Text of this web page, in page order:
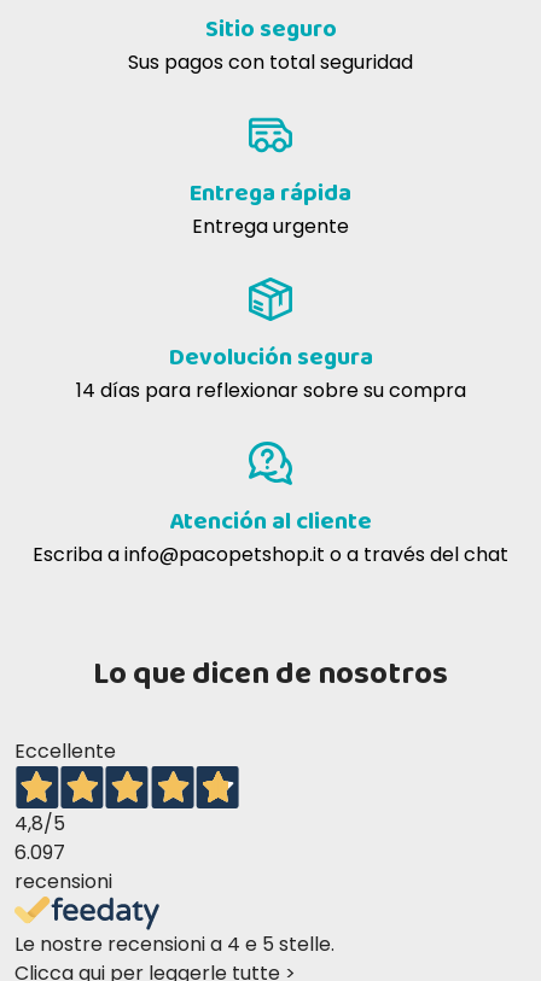
Sitio seguro
Sus pagos con total seguridad
Entrega rápida
Entrega urgente
Devolución segura
14 días para reflexionar sobre su compra
Atención al cliente
Escriba ainfo@pacopetshop.it o a través del chat
Lo que dicen de nosotros
Eccellente
4,8/5
6.097
recensioni
Le nostre recensioni a 4 e 5 stelle.
Clicca qui per leggerle tutte >